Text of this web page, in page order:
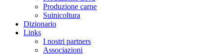
Produzione carne
Suinicoltura
Dizionario
Links
I nostri partners
Associazioni